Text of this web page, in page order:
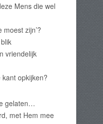
Mens die wel
moest zijn’?
vriendelijk
opkijken?
gelaten…
met Hem mee